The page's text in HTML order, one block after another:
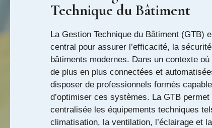
Technique du Bâtiment
La Gestion Technique du Bâtiment (GTB)
central pour assurer l’efficacité, la
bâtiments modernes. Dans un contexte
de plus en plus connectées et
disposer de professionnels formés
d’optimiser ces systèmes. La GTB
centralisée les équipements techniques
climatisation, la ventilation, l’éclairage et